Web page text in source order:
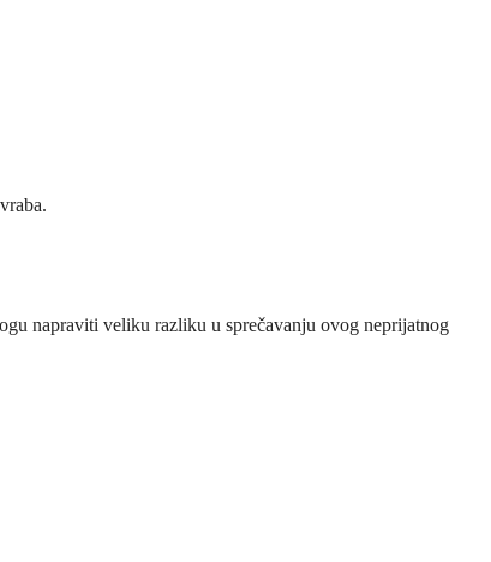
napraviti veliku razliku u sprečavanju ovog neprijatnog